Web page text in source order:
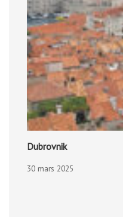
Dubrovnik
30 mars 2025